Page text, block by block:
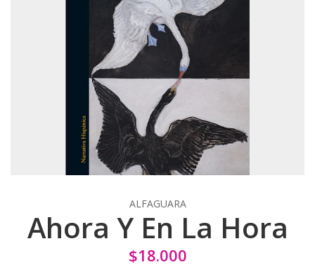
ALFAGUARA
Ahora Y En La Hora
$18.000